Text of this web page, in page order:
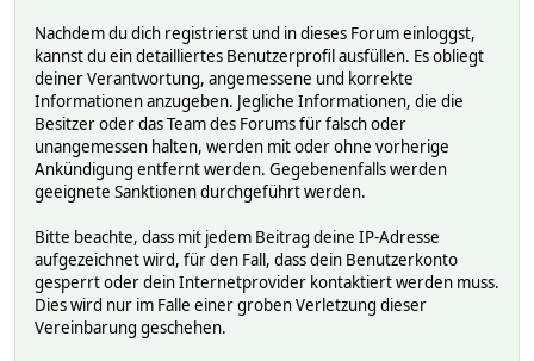
Nachdem du dich registrierst und in dieses Forum einloggst,
kannst du ein detailliertes Benutzerprofil ausfüllen. Es obliegt
deiner Verantwortung, angemessene und korrekte
Informationen anzugeben. Jegliche Informationen, die die
Besitzer oder das Team des Forums für falsch oder
unangemessen halten, werden mit oder ohne vorherige
Ankündigung entfernt werden. Gegebenenfalls werden
geeignete Sanktionen durchgeführt werden.
Bitte beachte, dass mit jedem Beitrag deine IP-Adresse
aufgezeichnet wird, für den Fall, dass dein Benutzerkonto
gesperrt oder dein Internetprovider kontaktiert werden muss.
Dies wird nur im Falle einer groben Verletzung dieser
Vereinbarung geschehen.